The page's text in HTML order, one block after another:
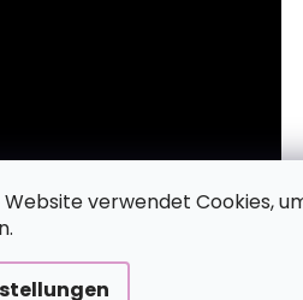
Website verwendet Cookies,